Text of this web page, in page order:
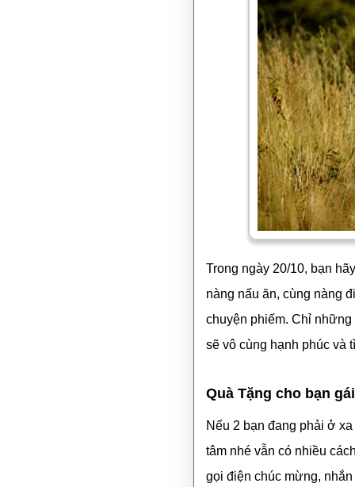
Trong ngày 20/10, bạn
nàng nấu ăn, cùng nàng
chuyện phiếm. Chỉ
sẽ vô cùng hạnh phúc và
Quà Tặng cho bạn
Nếu 2 bạn đang phải ở
tâm nhé vẫn có nhiều
gọi điện chúc mừng,